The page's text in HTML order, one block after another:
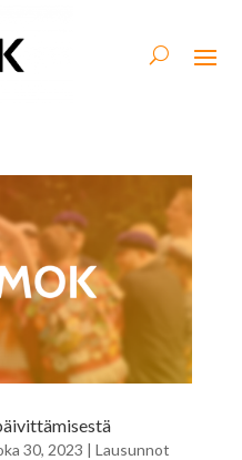
30, 2023 | Lausunnot